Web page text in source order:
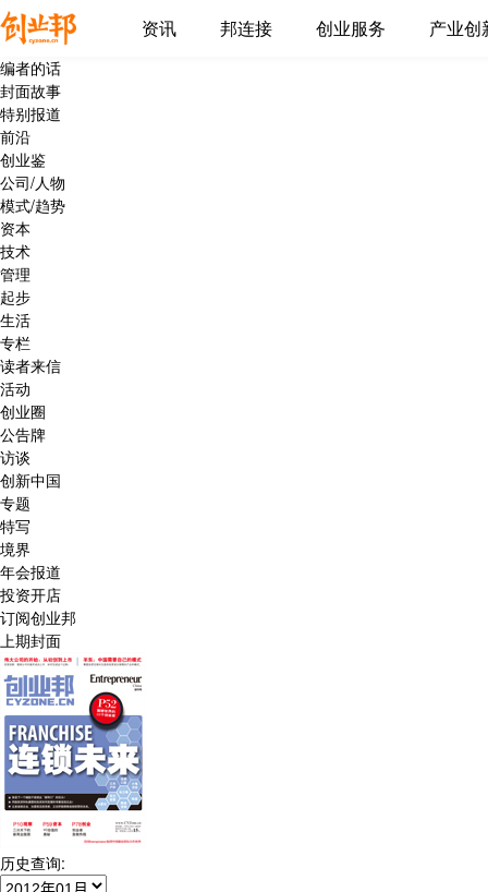
资讯 邦连接 创业服务 产业创
编者的话
封面故事
特别报道
前沿
创业鉴
公司/人物
模式/趋势
资本
技术
管理
起步
生活
专栏
读者来信
活动
创业圈
公告牌
访谈
创新中国
专题
特写
境界
年会报道
投资开店
订阅创业邦
上期封面
历史查询: